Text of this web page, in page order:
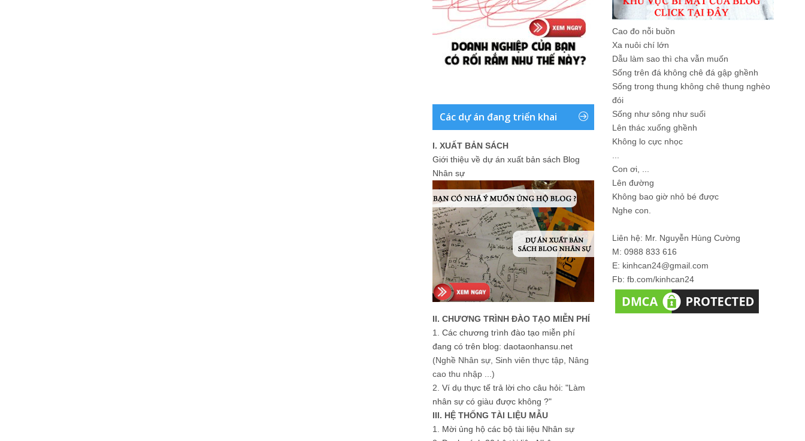
Các dự án đang triển khai
I. XUẤT BẢN SÁCH
Giới thiệu về dự án xuất bản sách Blog
Nhân sự
II. CHƯƠNG TRÌNH ĐÀO TẠO MIỄN PHÍ
1. Các chương trình đào tạo miễn phí
đang có trên blog: daotaonhansu.net
(Nghề Nhân sự, Sinh viên thực tập, Nâng
cao thu nhập ...)
2. Ví dụ thực tế trả lời cho câu hỏi: "Làm
nhân sự có giàu được không ?"
III. HỆ THỐNG TÀI LIỆU MẪU
1. Mời ủng hộ các bộ tài liệu Nhân sự
Cao đo nỗi buồn
Xa nuôi chí lớn
Dẫu làm sao thì cha vẫn muốn
Sống trên đá không chê đá gập ghềnh
Sống trong thung không chê thung nghèo
đói
Sống như sông như suối
Lên thác xuống ghềnh
Không lo cực nhọc
Con ơi, ...
Lên đường
Không bao giờ nhỏ bé được
Nghe con.
Liên hệ: Mr. Nguyễn Hùng Cường
M: 0988 833 616
E: kinhcan24@gmail.com
Fb: fb.com/kinhcan24